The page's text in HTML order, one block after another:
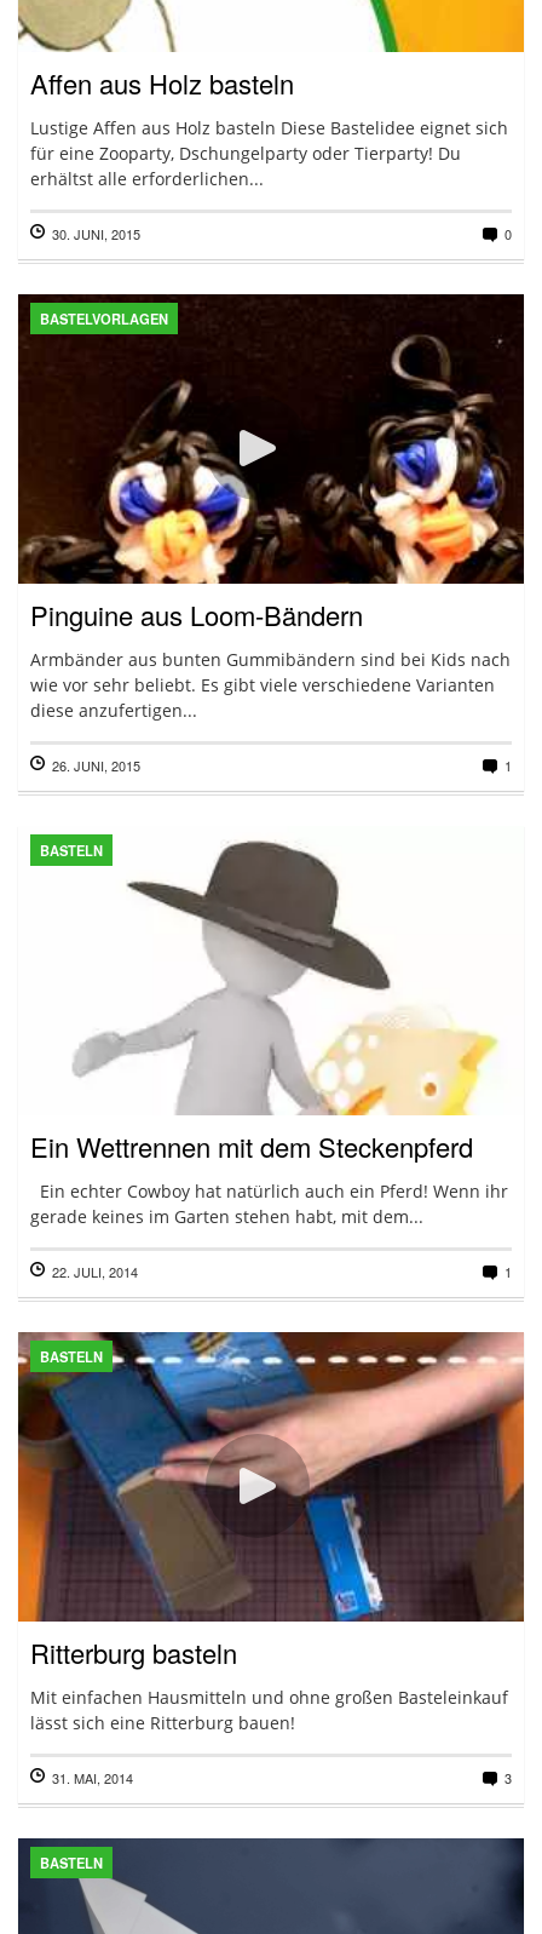
Affen aus Holz basteln
Lustige Affen aus Holz basteln Diese Bastelidee eignet sich
für eine Zooparty, Dschungelparty oder Tierparty! Du
erhältst alle erforderlichen...
30. JUNI, 2015 0
BASTELVORLAGEN
Pinguine aus Loom-Bändern
Armbänder aus bunten Gummibändern sind bei Kids nach
wie vor sehr beliebt. Es gibt viele verschiedene Varianten
diese anzufertigen...
26. JUNI, 2015 1
BASTELN
Ein Wettrennen mit dem Steckenpferd
Ein echter Cowboy hat natürlich auch ein Pferd! Wenn ihr
gerade keines im Garten stehen habt, mit dem...
22. JULI, 2014 1
BASTELN
Ritterburg basteln
Mit einfachen Hausmitteln und ohne großen Basteleinkauf
lässt sich eine Ritterburg bauen!
31. MAI, 2014 3
BASTELN